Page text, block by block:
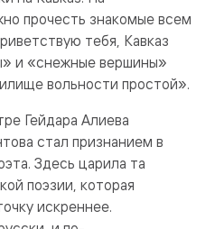
прочесть знакомые всем
тебя, Кавказ
и «снежные вершины»
вольности простой».
Гейдара Алиева
стал признанием в
Здесь царила та
поэзии, которая
искреннее.